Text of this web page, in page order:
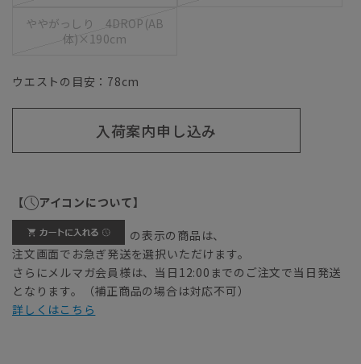
ややがっしり 4DROP(AB
体)×190cm
ウエストの目安： 78cm
入荷案内申し込み
【 アイコンについて】
の表示の商品は、
注文画面でお急ぎ発送を選択いただけます。
さらにメルマガ会員様は、当日12:00までのご注文で当日発送
となります。（補正商品の場合は対応不可）
詳しくはこちら